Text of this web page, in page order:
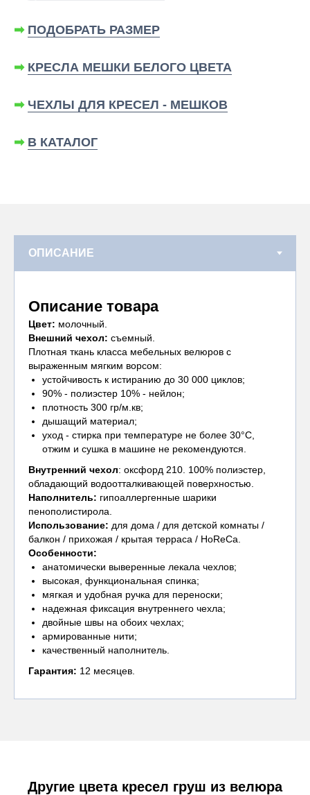
➡ ПОДОБРАТЬ РАЗМЕР
➡ КРЕСЛА МЕШКИ БЕЛОГО ЦВЕТА
➡ ЧЕХЛЫ ДЛЯ КРЕСЕЛ - МЕШКОВ
➡ В КАТАЛОГ
Описание товара
Цвет: молочный.
Внешний чехол: съемный.
Плотная ткань класса мебельных велюров с
выраженным мягким ворсом:
устойчивость к истиранию до 30 000 циклов;
90% - полиэстер 10% - нейлон;
плотность 300 гр/м.кв;
дышащий материал;
уход - стирка при температуре не более 30°С,
отжим и сушка в машине не рекомендуются.
Внутренний чехол: оксфорд 210. 100% полиэстер,
обладающий водоотталкивающей поверхностью.
Наполнитель: гипоаллергенные шарики
пенополистирола.
Использование: для дома / для детской комнаты /
балкон / прихожая / крытая терраса / HoReCa.
Особенности:
анатомически выверенные лекала чехлов;
высокая, функциональная спинка;
мягкая и удобная ручка для переноски;
надежная фиксация внутреннего чехла;
двойные швы на обоих чехлах;
армированные нити;
качественный наполнитель.
Гарантия: 12 месяцев.
Другие цвета кресел груш из велюра